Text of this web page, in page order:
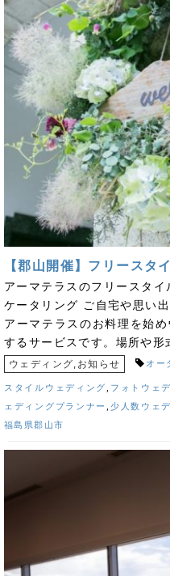
【郡山開催】フリースタ
アーマテラスのフリースタ
ケータリング ご自宅や思い
アーマテラスのお料理を始
するサービスです。場所や形
ウェディング, お知らせ オー
スタイルウェディング , フォトウェ
ェディングプランナー , 少人数ウェ
福島県郡山市